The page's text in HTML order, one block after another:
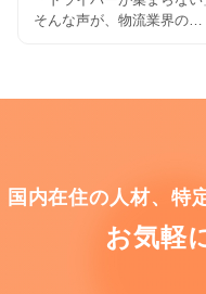
そんな声が、物流業界の…
国内在住の人材、特
お気軽